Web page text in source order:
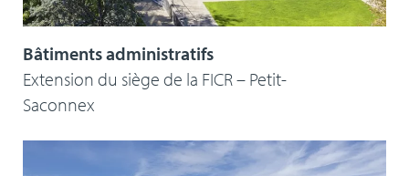
Bâtiments administratifs
Extension du siège de la FICR – Petit-
Saconnex